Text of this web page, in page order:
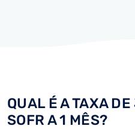
QUAL É A TAXA
SOFR A 1 MÊS?